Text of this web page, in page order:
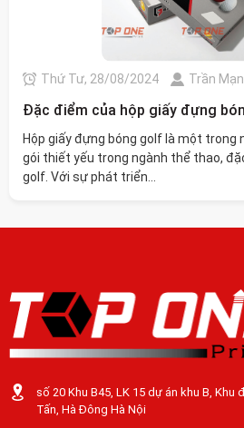
Thứ Tư, 28/08/2024 Trần
Đặc điểm của hộp giấy đựng
Hộp giấy đựng bóng golf là một trong
gói thiết yếu trong ngành thể thao,
golf. Với sự phát triển...
số 20 Khu B45, LK 15 dự án khu B, Khu
Tấn, Hà Đông Hà Nội